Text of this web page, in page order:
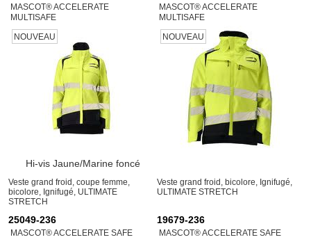
MASCOT® ACCELERATE
MULTISAFE
NOUVEAU
Hi-vis Jaune/Marine foncé
Veste grand froid, coupe femme,
bicolore, Ignifugé, ULTIMATE
STRETCH
MASCOT® ACCELERATE
MULTISAFE
NOUVEAU
Veste grand froid, bicolore, Ignifugé,
ULTIMATE STRETCH
25049-236
MASCOT® ACCELERATE SAFE
19679-236
MASCOT® ACCELERATE SAFE